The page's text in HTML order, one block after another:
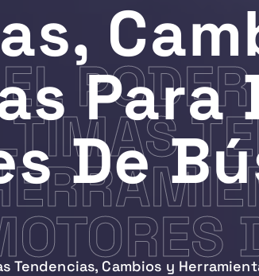
Para
De
Tendencias, Cambios y